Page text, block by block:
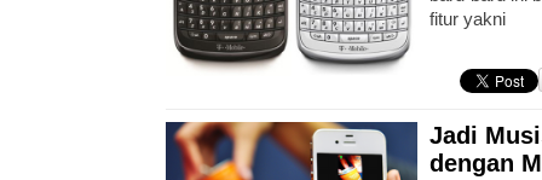
fitur yakni
Jadi
dengan